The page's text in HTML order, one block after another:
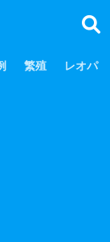
繁殖 レオパ